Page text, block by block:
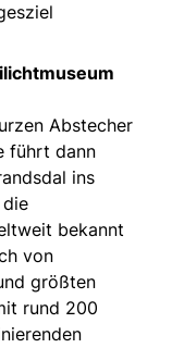
Abstecher
führt dann
ins
bekannt
von
größten
rund 200